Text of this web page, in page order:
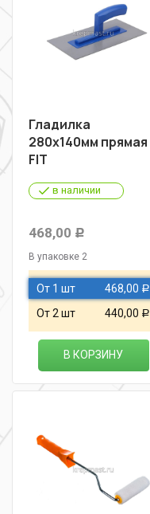
Гладилка
280х140мм прямая
FIT
в наличии
468,00 Р
В упаковке 2
От 1 шт 468,00 Р
От 2 шт 440,00 Р
В КОРЗИНУ